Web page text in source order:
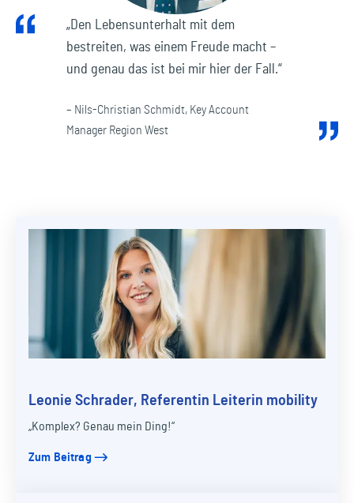
„Den Lebensunterhalt mit dem
bestreiten, was einem Freude macht –
und genau das ist bei mir hier der Fall.“
– Nils-Christian Schmidt, Key Account
Manager Region West
Leonie Schrader, Referentin Leiterin mobility
„Komplex? Genau mein Ding!“
Zum Beitrag